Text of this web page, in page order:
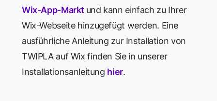
Wix-App-Markt und kann einfach zu Ihrer
Wix-Webseite hinzugefügt werden. Eine
ausführliche Anleitung zur Installation von
TWIPLA auf Wix finden Sie in unserer
Installationsanleitung hier.